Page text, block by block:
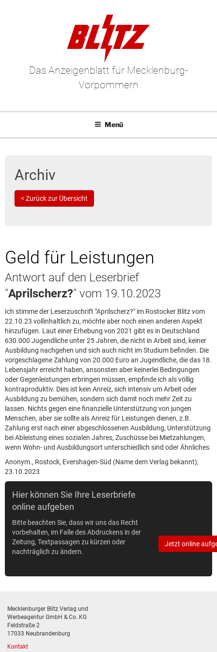
Das Anzeigenblatt für Mecklenburg-
Vorpommern
Menü
Leserbriefe lesen
Beilagen online
Kontakt
Archiv
< Zurück zur Übersicht
Geld für Leistungen
Antwort auf den Leserbrief
"Aprilscherz?" vom 19.10.2023
Ich stimme der Leserzuschrift "Aprilscherz?" im Rostocker Blitz vom
22.10.23 vollinhaltlich zu, möchte aber noch einen anderen Aspekt
hinzufügen. Laut einer Erhebung von 2021 gibt es in Deutschland
630.000 Jugendliche unter 25 Jahren, die nicht in Arbeit sind, keiner
Ausbildung nachgehen und sich auch nicht im Studium befinden. Die
vorgeschlagene Zahlung von 20.000 Euro an Jugendliche, die das 18.
Lebensjahr erreicht haben, ansonsten aber keinerlei Bedingungen
oder Gegenleistungen erbringen müssen, empfinde ich als völlig
kontraproduktiv. Dies ist kein Anreiz, sich intensiv um Arbeit oder
Ausbildung zu bemühen, sondern sich damit noch mehr Zeit zu
lassen. Nichts gegen eine finanzielle Unterstützung von jungen
Menschen, aber sie sollte als Anreiz für Leistungen dienen, z.B.
Zahlung erst nach einer abgeschlossenen Ausbildung, Unterstützung
bei Ableistung eines sozialen Jahres, Zuschüsse bei Mietzahlungen,
wenn Wohn- und Ausbildungsort unterschiedlich sind oder Ähnliches.
Anonym., Rostock, Evershagen-Süd (Name dem Verlag bekannt),
23.10.2023
Hier können Sie Ihre Leserbriefe
online aufgeben
Bitte beachten Sie, dass wir uns das Recht
vorbehalten, im Falle des Abdruckens in der
Zeitung, Textpassagen zu kürzen oder
nachträglich zu ändern.
Jetzt online
Mecklenburger Blitz Verlag und
Werbeagentur GmbH & Co. KG
Feldstraße 2
17033 Neubrandenburg
Kontakt